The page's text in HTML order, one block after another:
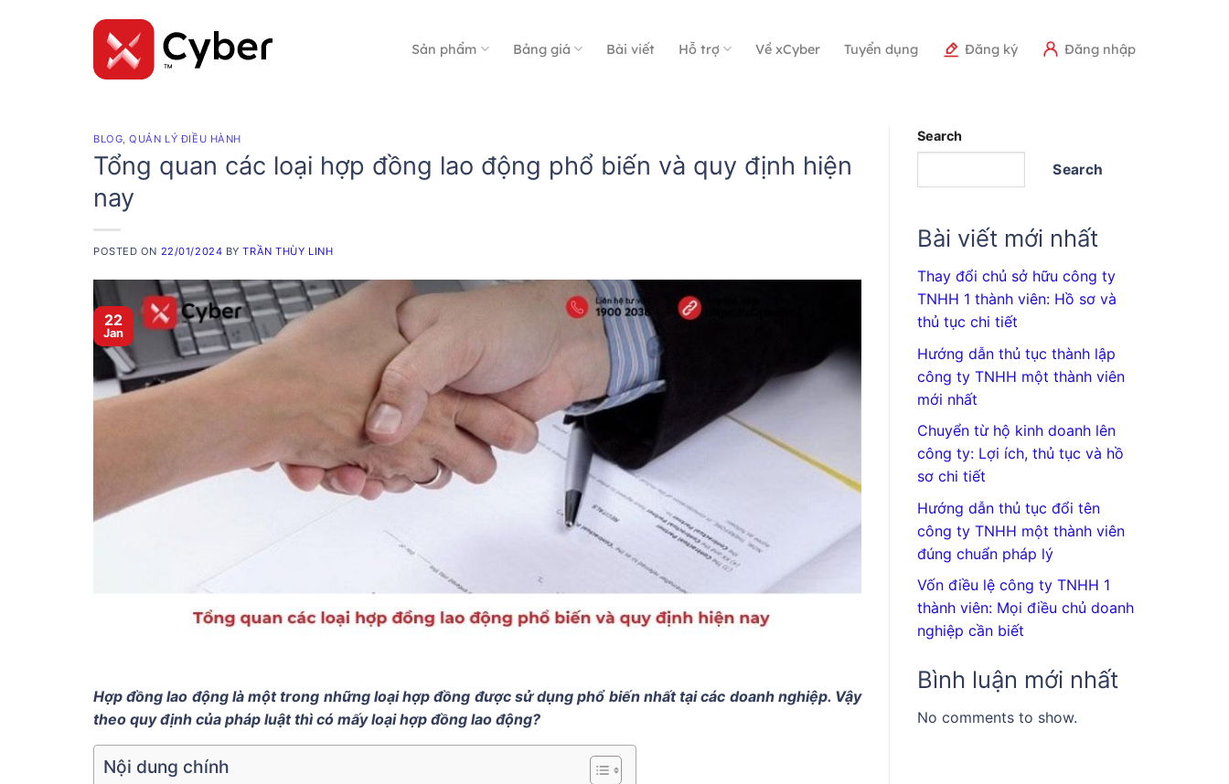
Sản phẩm Bảng giá Bài viết Hỗ trợ Về xCyber Tuyển dụng Đăng ký Đăng nhập
BLOG,QUẢN LÝ ĐIỀU HÀNH
Tổng quan các loại hợp đồng lao động phổ biến và quy định hiện
nay
POSTED ON 22/01/2024 BYTRẦN THÙY LINH
22
Jan
Hợp đồng lao động là một trong những loại hợp đồng được sử dụng phổ biến nhất tại các doanh nghiệp. Vậy
theo quy định của pháp luật thì có mấy loại hợp đồng lao động?
Nội dung chính
Search
Search
Bài viết mới nhất
Thay đổi chủ sở hữu công ty
TNHH 1 thành viên: Hồ sơ và
thủ tục chi tiết
Hướng dẫn thủ tục thành lập
công ty TNHH một thành viên
mới nhất
Chuyển từ hộ kinh doanh lên
công ty: Lợi ích, thủ tục và hồ
sơ chi tiết
Hướng dẫn thủ tục đổi tên
công ty TNHH một thành viên
đúng chuẩn pháp lý
Vốn điều lệ công ty TNHH 1
thành viên: Mọi điều chủ doanh
nghiệp cần biết
Bình luận mới nhất
No comments to show.